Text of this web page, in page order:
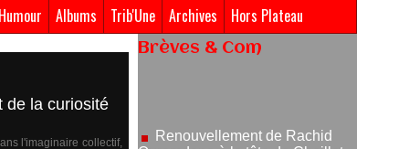
Humour Albums Trib'Une Archives Hors Plateau
de la curiosité
l'imaginaire collectif,
Brèves & Com
05/08/2026